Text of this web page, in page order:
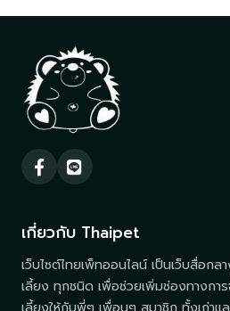
เกี่ยวกับ Thaipet
เว็บไซต์ไทยเพ็ทออนไลน์ เป็นเว็บสื่อก
เลี้ยง ทุกชนิด เพื่อช่วยเพิ่มช่องทางกา